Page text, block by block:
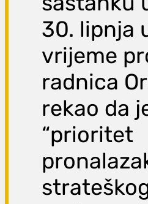
30. lipnja
vrijeme
radnica
rekao da
“prioritet